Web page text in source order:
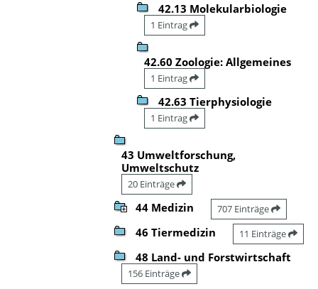
42.13 Molekularbiologie
1 Eintrag
42.60 Zoologie: Allgemeines
1 Eintrag
42.63 Tierphysiologie
1 Eintrag
43 Umweltforschung,
Umweltschutz
20 Einträge
44 Medizin 707 Einträge
46 Tiermedizin 11 Einträge
48 Land- und Forstwirtschaft
156 Einträge